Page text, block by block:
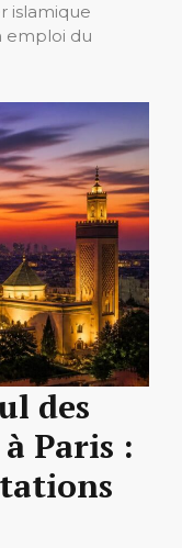
islamique
emploi du
des
Paris :